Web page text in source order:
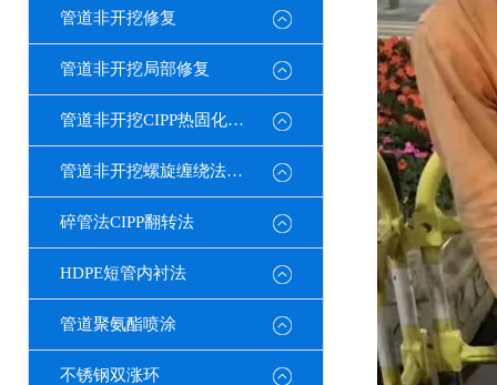
管道非开挖修复
管道非开挖局部修复
管道非开挖CIPP热固化修复
管道非开挖螺旋缠绕法修复
碎管法CIPP翻转法
HDPE短管内衬法
管道聚氨酯喷涂
不锈钢双涨环